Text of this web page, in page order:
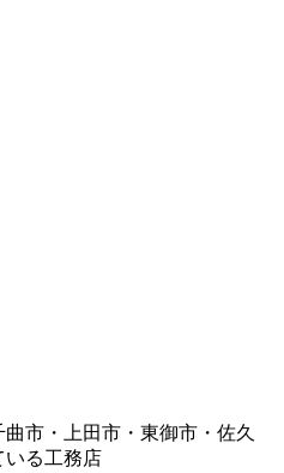
市・上田市・東御市・佐久
いる工務店